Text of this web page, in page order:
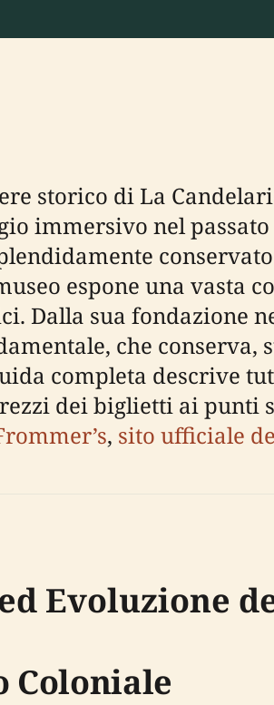
storico di La
immersivo nel
espone una vasta
Dalla sua fondazione
che
completa descrive
dei biglietti ai punti
, sito ufficiale
Evoluzione
Coloniale